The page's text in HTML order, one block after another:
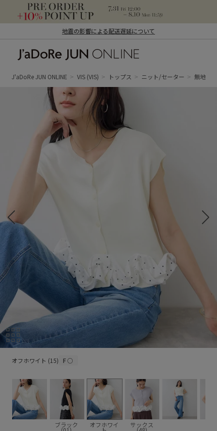
地震の影響による配送遅延について
ン オンライン）
J'aDoRe JUN ONLINE VIS (VIS) トップス ニット/セーター 無地＆
オフホワイト (15) F○
ブラック オフホワイ サックス